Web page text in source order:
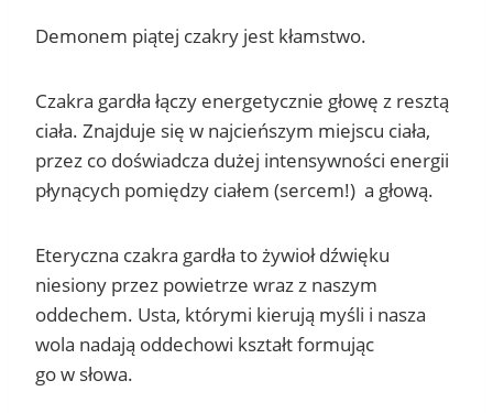
Demonem piątej czakry jest kłamstwo.
Czakra gardła łączy energetycznie głowę z resztą
ciała. Znajduje się w najcieńszym miejscu ciała,
przez co doświadcza dużej intensywności energii
płynących pomiędzy ciałem (sercem!) a głową.
Eteryczna czakra gardła to żywioł dźwięku
niesiony przez powietrze wraz z naszym
oddechem. Usta, którymi kierują myśli i nasza
wola nadają oddechowi kształt formując
go w słowa.